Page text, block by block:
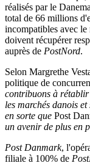
réalisés par le
total de 66 millions
incompatibles avec
doivent récupérer
auprès de PostNord.
Selon Margrethe
politique de
contribuons à rétablir
les marchés danois
en sorte que Post
un avenir de plus en
Post Danmark,
filiale à 100% de